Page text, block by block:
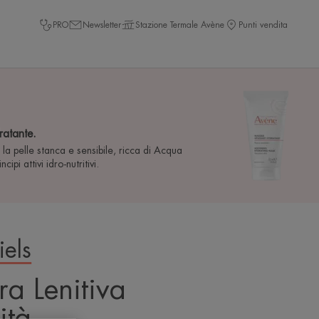
PRO Newsletter Stazione Termale Avène Punti vendita
pelle stanca e sensibile, ricca di Acqua
attivi idro-nutritivi.
Lenitiva